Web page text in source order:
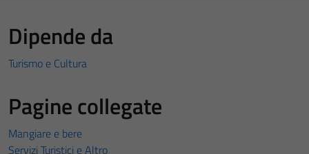
Dipende da
Turismo e Cultura
Pagine collegate
Mangiare e bere
Servizi Turistici e Altro